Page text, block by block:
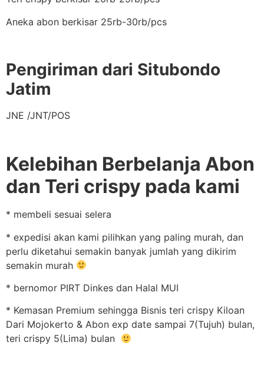
Aneka abon berkisar 25rb-30rb/pcs
Pengiriman dari Situbondo
Jatim
JNE /JNT/POS
Kelebihan Berbelanja Abon
dan Teri crispy pada kami
* membeli sesuai selera
* expedisi akan kami pilihkan yang paling murah, dan
perlu diketahui semakin banyak jumlah yang dikirim
semakin murah
* bernomor PIRT Dinkes dan Halal MUI
* Kemasan Premium sehingga Bisnis teri crispy Kiloan
Dari Mojokerto & Abon exp date sampai 7(Tujuh) bulan,
teri crispy 5(Lima) bulan